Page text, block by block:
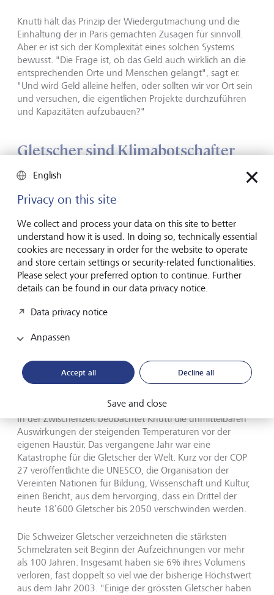
Knutti hält das Prinzip der Wiedergutmachung und die
Einhaltung der in Paris gemachten Zusagen für sinnvoll.
Aber er ist sich der Komplexität eines solchen Systems
bewusst. "Die Frage ist, ob das Geld auch wirklich an die
entsprechenden Orte und Menschen gelangt", sagt er.
"Und wird Geld alleine helfen, oder sollten wir vor Ort sein
und versuchen, die eigentlichen Projekte durchzuführen
und Kapazitäten aufzubauen?"
Gletscher sind Klimabotschafter
Gletscher schmelzen davon. Heute verliert der Morteratsch-
Glestscher mehr als fünf Meter pro Jahr. © KEYSTONE
In der Zwischenzeit beobachtet Knutti die unmittelbaren
Auswirkungen der steigenden Temperaturen vor der
eigenen Haustür. Das vergangene Jahr war eine
Katastrophe für die Gletscher der Welt. Kurz vor der COP
27 veröffentlichte die UNESCO, die Organisation der
Vereinten Nationen für Bildung, Wissenschaft und Kultur,
einen Bericht, aus dem hervorging, dass ein Drittel der
heute 18’600 Gletscher bis 2050 verschwinden werden.
Die Schweizer Gletscher verzeichneten die stärksten
Schmelzraten seit Beginn der Aufzeichnungen vor mehr
als 100 Jahren. Insgesamt haben sie 6% ihres Volumens
verloren, fast doppelt so viel wie der bisherige Höchstwert
aus dem Jahr 2003. "Einige der grössten Gletscher haben
English
Privacy on this site
We collect and process your data on this site to better
understand how it is used. In doing so, technically essential
cookies are necessary in order for the website to operate
and store certain settings or security-related functionalities.
Please select your preferred option to continue. Further
details can be found in our data privacy notice.
Data privacy notice
Anpassen
Accept all Decline all
Save and close